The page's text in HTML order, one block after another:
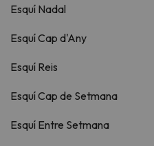
Esquí Nadal
Esquí Cap d'Any
Esquí Reis
Esquí Cap de Setmana
Esquí Entre Setmana